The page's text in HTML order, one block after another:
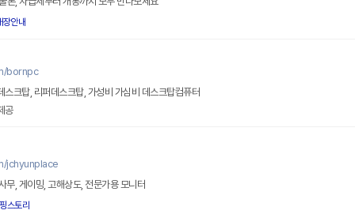
장안내
bornpc
크탑, 리퍼데스크탑, 가성비 가심비 데스크탑컴퓨터
공
jchyunplace
무, 게이밍, 고해상도, 전문가용 모니터
스토리